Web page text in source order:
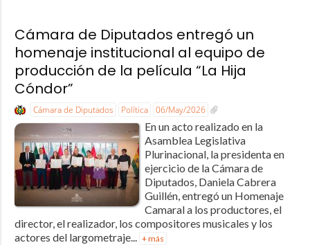
Cámara de Diputados entregó un
homenaje institucional al equipo de
producción de la película “La Hija
Cóndor”
Cámara de Diputados Política 06/May/2026
En un acto realizado en la
Asamblea Legislativa
Plurinacional, la presidenta en
ejercicio de la Cámara de
Diputados, Daniela Cabrera
Guillén, entregó un Homenaje
Camaral a los productores, el
director, el realizador, los compositores musicales y los
actores del largometraje... + más